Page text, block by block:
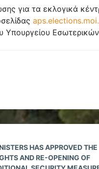
για τα εκλογικά
Υπουργείου Εσωτερικών
HAS APPROVED THE
AND RE-OPENING OF